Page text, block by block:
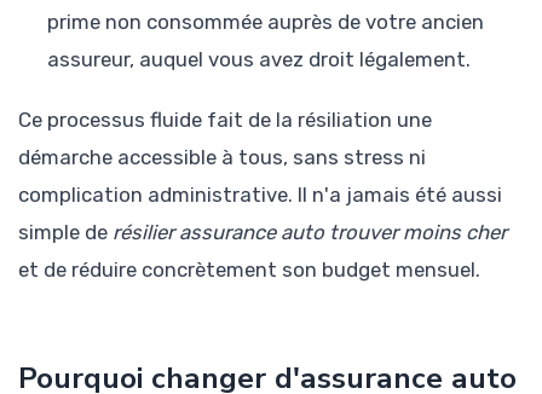
prime non consommée auprès de votre ancien
assureur, auquel vous avez droit légalement.
Ce processus fluide fait de la résiliation une
démarche accessible à tous, sans stress ni
complication administrative. Il n'a jamais été aussi
simple de résilier assurance auto trouver moins cher
et de réduire concrètement son budget mensuel.
Pourquoi changer d'assurance auto